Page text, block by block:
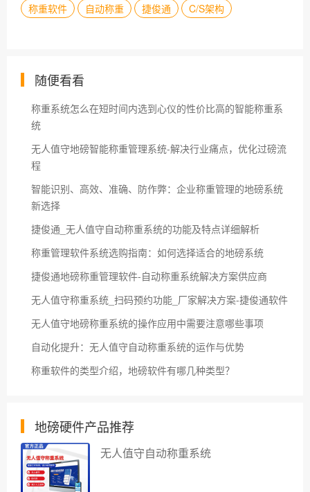
称重软件
自动称重 捷俊通 C/S架构
随便看看
称重系统怎么在短时间内选到心仪的性价比高的智能称重系
统
无人值守地磅智能称重管理系统-解决行业痛点，优化过磅流
程
智能识别、高效、准确、防作弊：企业称重管理的地磅系统
新选择
捷俊通_无人值守自动称重系统的功能及特点详细解析
称重管理软件系统选购指南：如何选择适合的地磅系统
捷俊通地磅称重管理软件-自动称重系统解决方案供应商
无人值守称重系统_扫码预约功能_厂家解决方案-捷俊通软件
无人值守地磅称重系统的操作应用中需要注意哪些事项
自动化提升：无人值守自动称重系统的运作与优势
称重软件的类型介绍，地磅软件有哪几种类型？
地磅硬件产品推荐
无人值守自动称重系统